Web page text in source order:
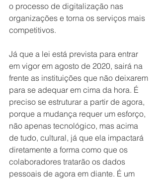
o processo de digitalização nas
organizações e torna os serviços mais
competitivos.
Já que a lei está prevista para entrar
em vigor em agosto de 2020, sairá na
frente as instituições que não deixarem
para se adequar em cima da hora. É
preciso se estruturar a partir de agora,
porque a mudança requer um esforço,
não apenas tecnológico, mas acima
de tudo, cultural, já que ela impactará
diretamente a forma como que os
colaboradores tratarão os dados
pessoais de agora em diante. É um